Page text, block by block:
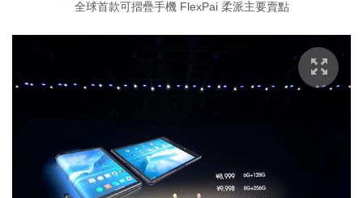
全球首款可摺疊手機 FlexPai 柔派主要賣點